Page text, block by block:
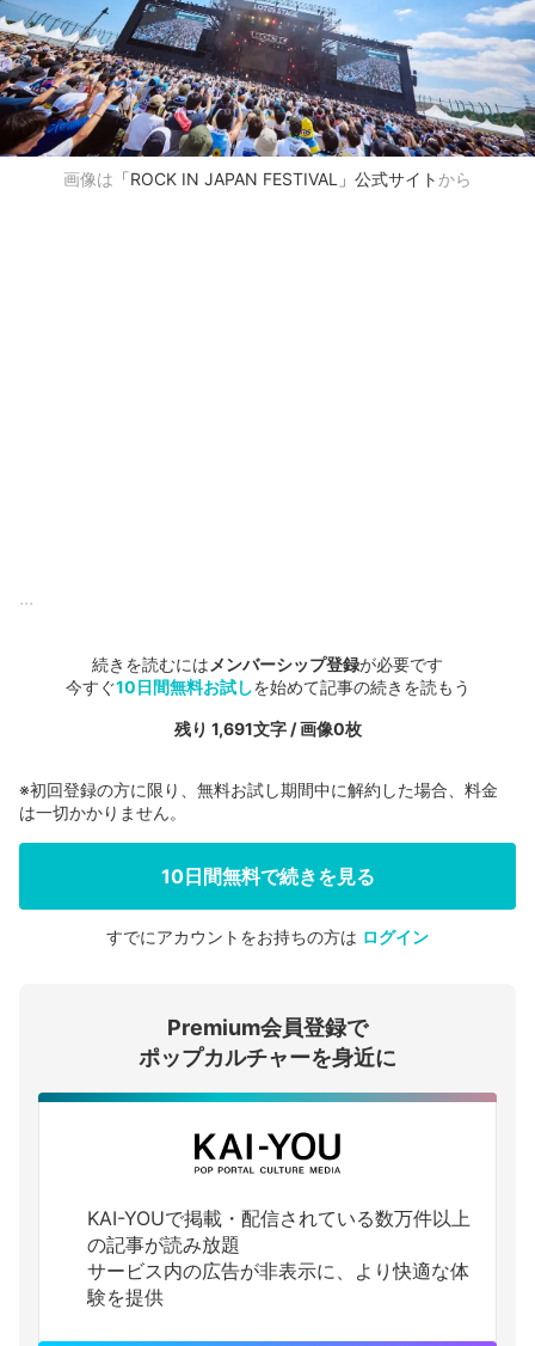
画像は 「ROCK IN JAPAN FESTIVAL」公式サイトから
...
続きを読むには メンバーシップ登録が必要です
今すぐ10日間無料お試しを始めて記事の続きを読もう
残り 1,691文字 / 画像0枚
会員登録する
ログインする
※初回登録の方に限り、無料お試し期間中に解約した場合、料金
は一切かかりません。
10日間無料で続きを見る
すでにアカウントをお持ちの方は ログイン
Premium会員登録で
ポップカルチャーを身近に
KAI-YOUで掲載・配信されている数万件以上
の記事が読み放題
サービス内の広告が非表示に、より快適な体
験を提供